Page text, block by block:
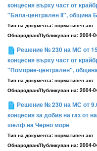
концесия върху част от
"Бяла-централен II", община
Тип на документа: нормативен акт
Обнародван/Публикуван на: 2004-
Решение № 230 на МС от
концесия върху част от
"Поморие-централен",
Тип на документа: нормативен акт
Обнародван/Публикуван на: 2004-
Решение № 230 на МС от
концесия за добив на газ от
шелф на Черно море
Тип на документа: нормативен акт
Обнародван/Публикуван на: 2004-